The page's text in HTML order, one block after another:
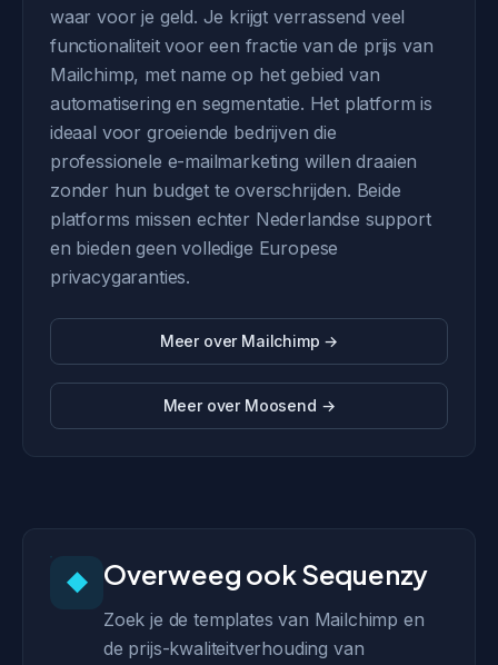
waar voor je geld. Je krijgt verrassend veel
functionaliteit voor een fractie van de prijs van
Mailchimp, met name op het gebied van
automatisering en segmentatie. Het platform is
ideaal voor groeiende bedrijven die
professionele e-mailmarketing willen draaien
zonder hun budget te overschrijden. Beide
platforms missen echter Nederlandse support
en bieden geen volledige Europese
privacygaranties.
Meer over Mailchimp →
Meer over Moosend →
◆ Overweeg ook Sequenzy
Zoek je de templates van Mailchimp en
de prijs-kwaliteitverhouding van